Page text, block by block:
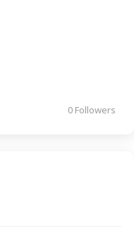
0 Followers